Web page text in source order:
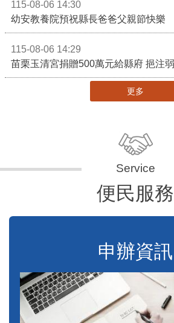
115-08-06 14:30
幼安教養院預祝縣長爸爸父親節快樂
115-08-06 14:29
更多
便民服務
申辦資訊